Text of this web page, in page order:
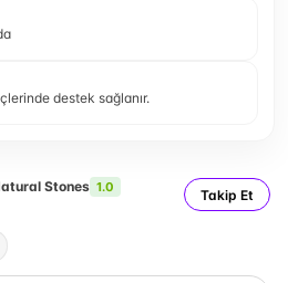
destek sağlanır.
Stones 1.0 Takip Et